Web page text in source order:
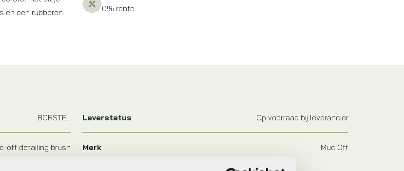
en een rubberen
0% rente
BORSTEL Leverstatus Op voorraad bij leverancier
off detailing brush Merk Muc Off